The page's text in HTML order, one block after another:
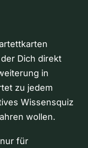
Dich direkt
in
zu jedem
Wissensquiz
wollen.
für